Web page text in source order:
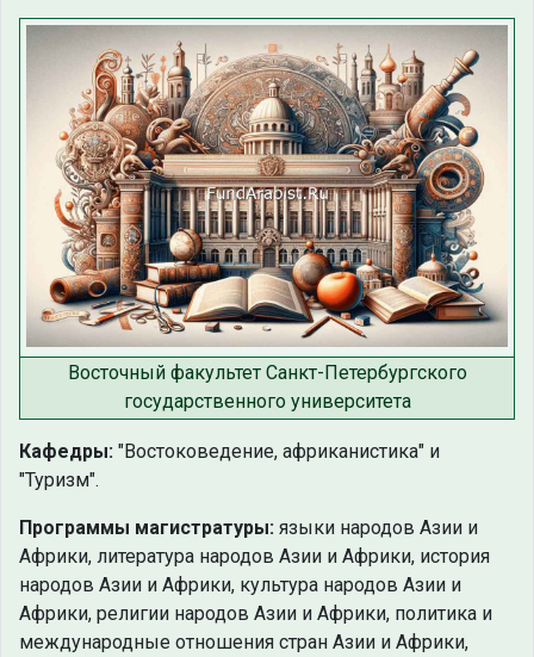
Восточный факультет Санкт-Петербургского
государственного университета
Кафедры: "Востоковедение, африканистика" и
"Туризм".
Программы магистратуры: языки народов Азии и
Африки, литература народов Азии и Африки, история
народов Азии и Африки, культура народов Азии и
Африки, религии народов Азии и Африки, политика и
международные отношения стран Азии и Африки,